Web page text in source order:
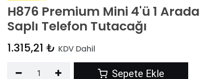
H876 Premium Mini 4'ü 1 Arada
Saplı Telefon Tutacağı
1.315,21 ₺ KDV Dahil
Sepete Ekle